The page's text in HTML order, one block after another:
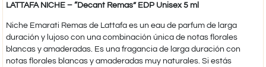
LATTAFA NICHE – “Decant Remas” EDP Unisex 5 ml
Niche Emarati Remas de Lattafa es un eau de parfum de larga
duración y lujoso con una combinación única de notas florales
blancas y amaderadas. Es una fragancia de larga duración con
notas florales blancas y amaderadas muy naturales. Si estás